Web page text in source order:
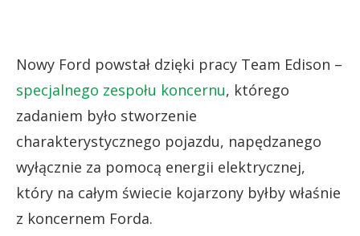
Nowy Ford powstał dzięki pracy Team Edison –
specjalnego zespołu koncernu, którego
zadaniem było stworzenie
charakterystycznego pojazdu, napędzanego
wyłącznie za pomocą energii elektrycznej,
który na całym świecie kojarzony byłby właśnie
z koncernem Forda.